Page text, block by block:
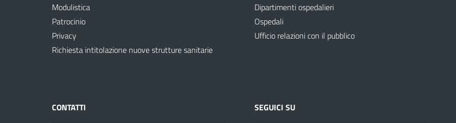
Modulistica
Patrocinio
Privacy
Richiesta intitolazione nuove strutture sanitarie
Dipartimenti ospedalieri
Ospedali
Ufficio relazioni con il pubblico
CONTATTI SEGUICI SU